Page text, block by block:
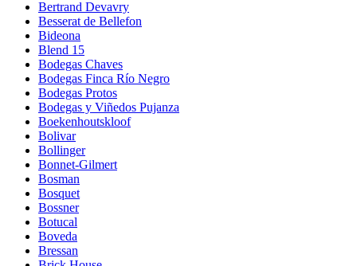
Bertrand Devavry
Besserat de Bellefon
Bideona
Blend 15
Bodegas Chaves
Bodegas Finca Río Negro
Bodegas Protos
Bodegas y Viñedos Pujanza
Boekenhoutskloof
Bolivar
Bollinger
Bonnet-Gilmert
Bosman
Bosquet
Bossner
Botucal
Boveda
Bressan